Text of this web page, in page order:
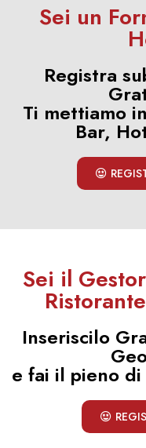
Sei un
Registra
Ti mettiamo
Bar,
Sei il
Inseriscilo
e fai il pieno